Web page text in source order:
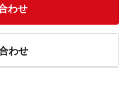
わせ
わせ